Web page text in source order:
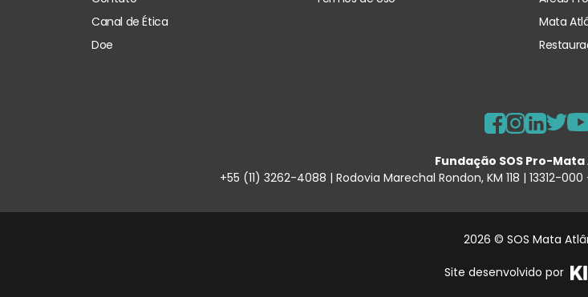
Canal de Ética
Doe
Mata
Fundação SOS Pro-
+55 (11) 3262-4088 | Rodovia Marechal Rondon, KM 118 | 13312-
2026 © SOS Mata
Site desenvolvido por